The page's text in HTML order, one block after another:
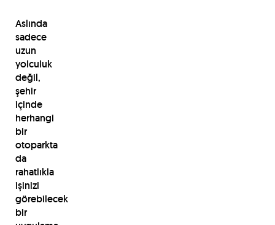
Aslında
sadece
uzun
yolculuk
değil,
şehir
içinde
herhangi
bir
otoparkta
da
rahatlıkla
işinizi
görebilecek
bir